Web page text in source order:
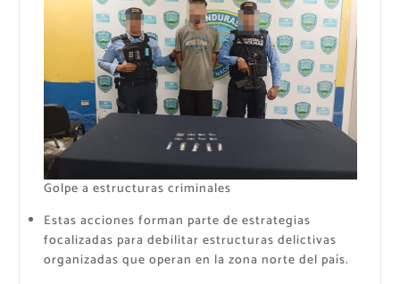
Golpe a estructuras criminales
Estas acciones forman parte de estrategias
focalizadas para debilitar estructuras delictivas
organizadas que operan en la zona norte del país.